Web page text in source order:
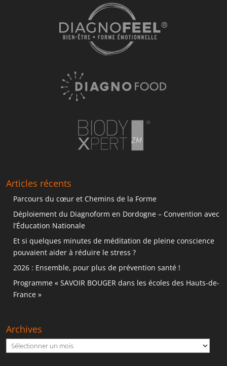
Articles récents
Parcours du cœur et Chemins de la Forme
Déploiement du Diagnoform en Dordogne – Convention avec
l’Éducation Nationale
Et si quelques minutes de méditation de pleine conscience
pouvaient aider à réduire le stress ?
2026 : Ensemble, pour plus de prévention santé !
Programme « SAVOIR BOUGER dans les écoles des Hauts-de-
France »
Archives
Archives